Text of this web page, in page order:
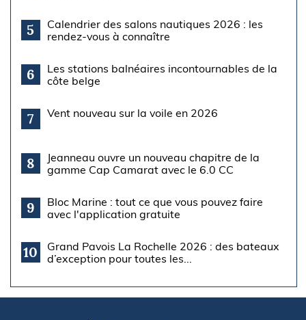
5
Calendrier des salons nautiques 2026 : les
rendez-vous à connaître
6
Les stations balnéaires incontournables de la
côte belge
7 Vent nouveau sur la voile en 2026
8
Jeanneau ouvre un nouveau chapitre de la
gamme Cap Camarat avec le 6.0 CC
9
Bloc Marine : tout ce que vous pouvez faire
avec l'application gratuite
10
Grand Pavois La Rochelle 2026 : des bateaux
d’exception pour toutes les...